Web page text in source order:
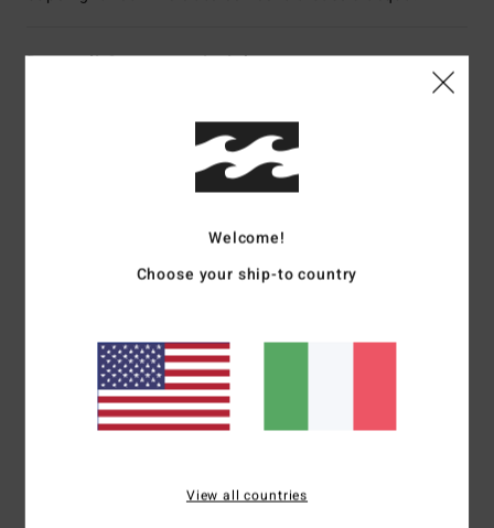
Dettagli & caratteristiche
Recensioni dei clienti
4.0
basato su1 recensioni verificatedal dicembre 2025
Welcome!
Choose your ship-to country
View all countries